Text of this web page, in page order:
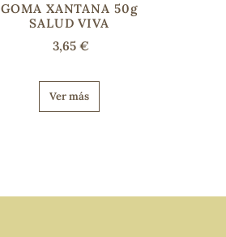
GOMA XANTANA 50g
SALUD VIVA
3,65 €
Ver más